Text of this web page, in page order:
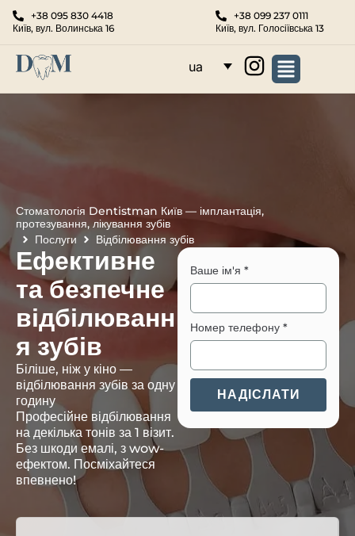
+38 095 830 4418
Київ, вул. Волинська 16
+38 099 237 0111
Київ, вул. Голосіївська 13
ua
Стоматологія Dentistman Київ — імплантація,
протезування, лікування зубів
Послуги
Відбілювання зубів
Ефективне
та безпечне
відбілюванн
я зубів
Біліше, ніж у кіно —
відбілювання зубів за одну
годину
Професійне відбілювання
на декілька тонів за 1 візит.
Без шкоди емалі, з wow-
ефектом. Посміхайтеся
впевнено!
Ваше ім'я *
Номер телефону *
НАДІСЛАТИ